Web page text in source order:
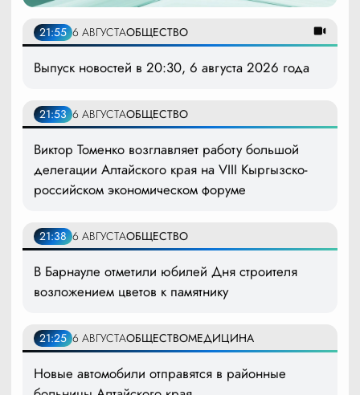
21:55 6 АВГУСТАОБЩЕСТВО
Выпуск новостей в 20:30, 6 августа 2026 года
21:53 6 АВГУСТАОБЩЕСТВО
Виктор Томенко возглавляет работу большой
делегации Алтайского края на VIII Кыргызско-
российском экономическом форуме
21:38 6 АВГУСТАОБЩЕСТВО
В Барнауле отметили юбилей Дня строителя
возложением цветов к памятнику
21:25 6 АВГУСТАОБЩЕСТВОМЕДИЦИНА
Новые автомобили отправятся в районные